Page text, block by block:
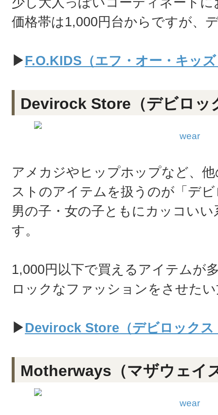
価格帯は1,000円台からですが、
▶F.O.KIDS（エフ・オー・キッ
Devirock Store（デビロッ
wear
アメカジやヒップホップなど、
ストのアイテムを扱うのが「デ
男の子・女の子ともにカッコい
す。
1,000円以下で買えるアイテムが
ロックなファッションをさせた
▶Devirock Store（デビロックス
Motherways（マザウェイ
wear